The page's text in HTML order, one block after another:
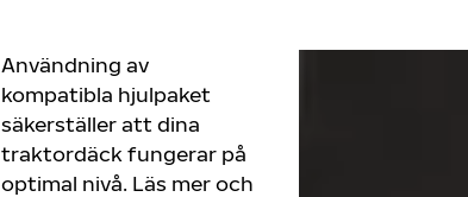
Användning av
kompatibla hjulpaket
säkerställer att dina
traktordäck fungerar på
optimal nivå. Läs mer och